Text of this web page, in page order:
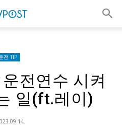
전 TIP
전연수 시켜
일(ft.레이)